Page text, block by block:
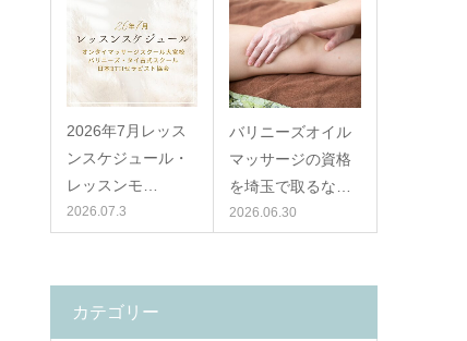
2026年7月レッス
ンスケジュール・
レッスンモ…
2026.07.3
バリニーズオイル
マッサージの資格
を埼玉で取るな…
2026.06.30
カテゴリー